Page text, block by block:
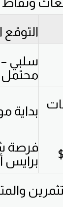
سلبي
محتمل
بداية
فرصة